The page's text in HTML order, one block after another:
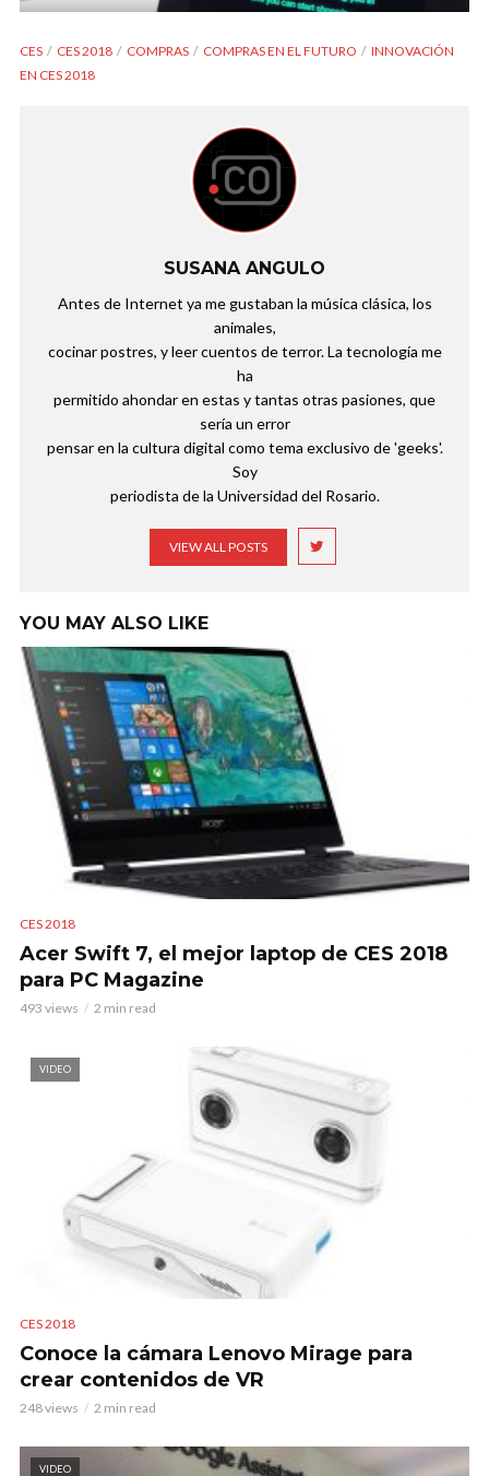
CES CES 2018 COMPRAS COMPRAS EN EL FUTURO
INNOVACIÓN
EN CES 2018
SUSANA ANGULO
Antes de Internet ya me gustaban la música clásica, los
animales,
cocinar postres, y leer cuentos de terror. La tecnología me
ha
permitido ahondar en estas y tantas otras pasiones, que
sería un error
pensar en la cultura digital como tema exclusivo de 'geeks'.
Soy
periodista de la Universidad del Rosario.
VIEW ALL POSTS
YOU MAY ALSO LIKE
CES 2018
Acer Swift 7, el mejor laptop de CES 2018
para PC Magazine
493 views 2 min read
VIDEO
CES 2018
Conoce la cámara Lenovo Mirage para
crear contenidos de VR
248 views 2 min read
VIDEO